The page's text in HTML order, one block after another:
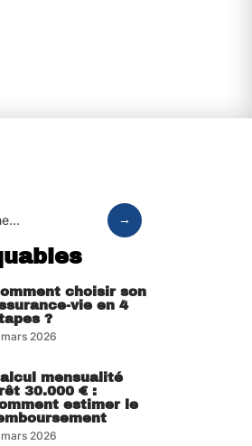
choisir son
vie en 4
?
mars 2026
mensualité
30.000 € :
estimer le
mars 2026